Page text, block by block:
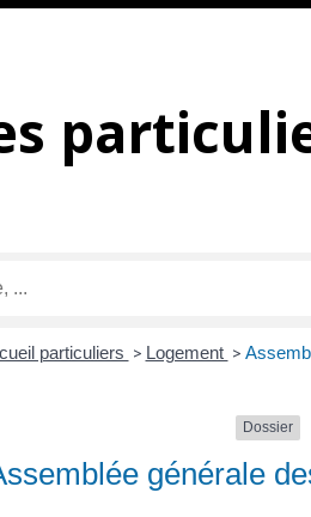
particuliers > Logement >
Dossier
générale